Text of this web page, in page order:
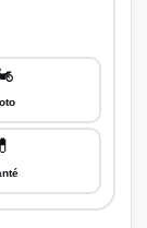
💊